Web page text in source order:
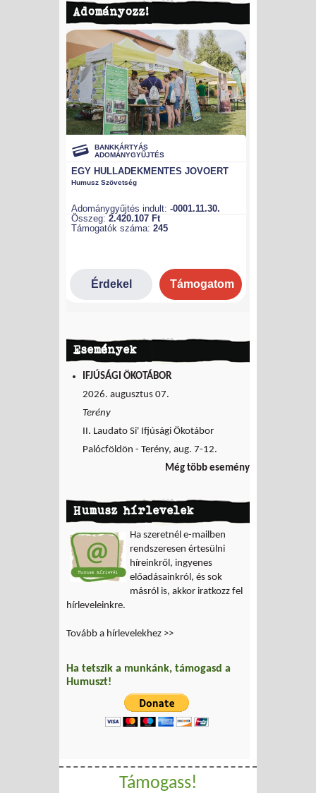
Adományozz!
Események
IFJÚSÁGI ÖKOTÁBOR
2026. augusztus 07.
Terény
II. Laudato Si' Ifjúsági Ökotábor
Palócföldön - Terény, aug. 7-12.
Még több esemény
Humusz hírlevelek
Ha szeretnél e-mailben
rendszeresen értesülni
híreinkről, ingyenes
előadásainkról, és sok
másról is, akkor iratkozz fel
hírleveleinkre.
Tovább a hírlevelekhez >>
Ha tetszik a munkánk, támogasd a
Humuszt!
Támogass!